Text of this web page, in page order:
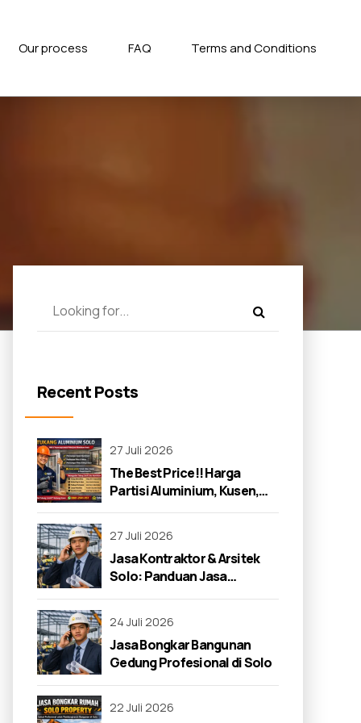
Our process FAQ Terms and Conditions
Recent Posts
27 Juli 2026
The Best Price!! Harga
Partisi Aluminium, Kusen,
dan Jendela di Solo 2026
27 Juli 2026
Jasa Kontraktor & Arsitek
Solo: Panduan Jasa
24 Juli 2026
Jasa Bongkar Bangunan
Gedung Profesional di Solo
22 Juli 2026